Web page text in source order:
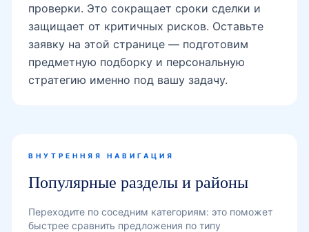
проверки. Это сокращает сроки сделки и
защищает от критичных рисков. Оставьте
заявку на этой странице — подготовим
предметную подборку и персональную
стратегию именно под вашу задачу.
ВНУТРЕННЯЯ НАВИГАЦИЯ
Популярные разделы и районы
Переходите по соседним категориям: это поможет
быстрее сравнить предложения по типу